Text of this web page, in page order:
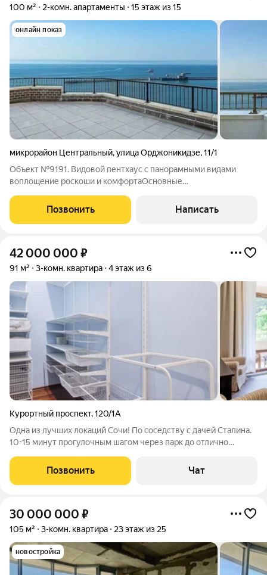
100 м² 2-комн. апартаменты 15 этаж из 15
онлайн показ
микрорайон Центральный,улица Орджоникидзе,11/1
Объект №9191. Видовой пентхаус с панорамными видами
воплощение роскоши и комфортаОсновные
сторонуМаксимальное освещение естественным
светомИзолированные комнаты для максимального
Позвонить Написать
42 000 000 ₽
91 м² 3-комн. квартира 4 этаж из 6
Курортный проспект,120/1А
Одна из лучших локаций Сочи! По соседству с дачей Сталина.
10-15 минут прогулочным шагом через парк до отлично
душевыми, кабинками для переодевания, медпунктом,
уборными, шезлонгами, навесами,
Позвонить Чат
30 000 000 ₽
105 м² 3-комн. квартира 23 этаж из 25
новостройка